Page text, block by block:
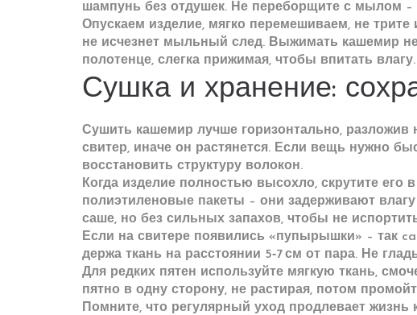
шампунь без отдушек. Не переборщите с мылом
Опускаем изделие, мягко перемешиваем, не
не исчезнет мыльный след. Выжимать кашемир
полотенце, слегка прижимая, чтобы впитать влагу.
Сушка и хранение:
Сушить кашемир лучше горизонтально,
свитер, иначе он растянется. Если вещь нужно
восстановить структуру волокон.
Когда изделие полностью высохло, скрутите
полиэтиленовые пакеты – они задерживают
саше, но без сильных запахов, чтобы не
Если на свитере появились «пупырышки» – так
держа ткань на расстоянии 5‑7 см от пара. Не
Для редких пятен используйте мягкую ткань,
пятно в одну сторону, не растирая, потом
Помните, что регулярный уход продлевает